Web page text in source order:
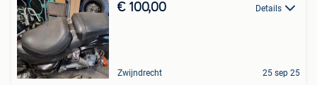
€ 100,00 Details
Zwijndrecht 25 sep 25